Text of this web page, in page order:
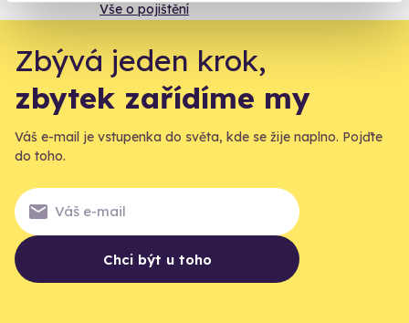
Vše o pojištění
Zbývá jeden krok,
zbytek zařídíme my
Váš e-mail je vstupenka do světa, kde se žije naplno. Pojďte
do toho.
Chci být u toho